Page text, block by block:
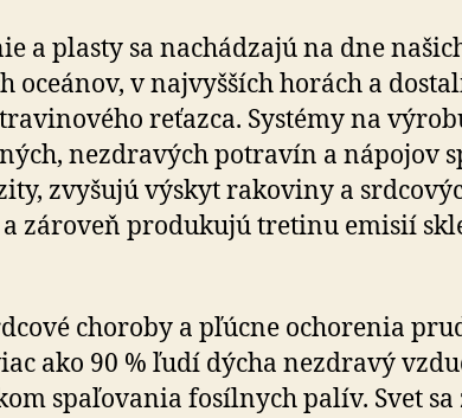
a plasty sa nachádzajú na dne
oceánov, v najvyšších horách a
reťazca. Systémy na
nezdravých potravín a nápojov
zvyšujú výskyt rakoviny a
zároveň produkujú tretinu emisií
choroby a pľúcne ochorenia
ako 90 % ľudí dýcha nezdravý
spaľovania fosílnych palív. Svet